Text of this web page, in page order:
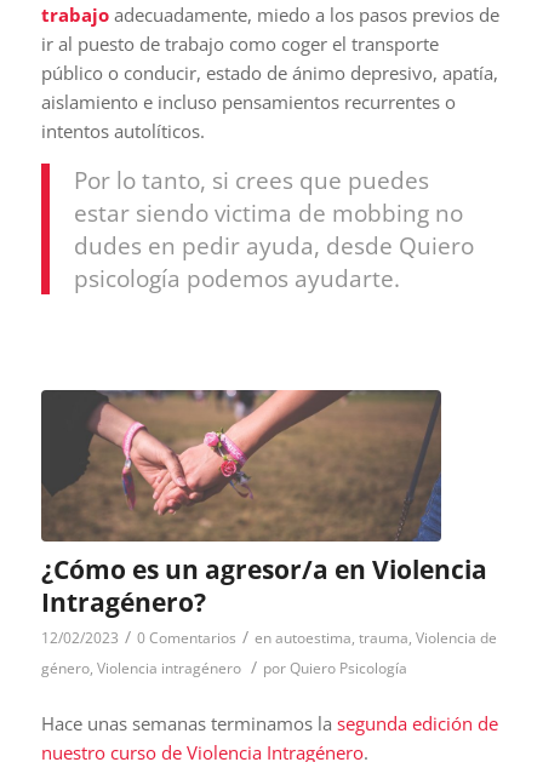
trabajo adecuadamente, miedo a los pasos previos de
ir al puesto de trabajo como coger el transporte
público o conducir, estado de ánimo depresivo, apatía,
aislamiento e incluso pensamientos recurrentes o
intentos autolíticos.
Por lo tanto, si crees que puedes
estar siendo victima de mobbing no
dudes en pedir ayuda, desde Quiero
psicología podemos ayudarte.
¿Cómo es un agresor/a en Violencia
Intragénero?
12/02/2023 / 0 Comentarios / enautoestima, trauma, Violencia de
género, Violencia intragénero / porQuiero Psicología
Hace unas semanas terminamos la segunda edición de
nuestro curso de Violencia Intragénero.